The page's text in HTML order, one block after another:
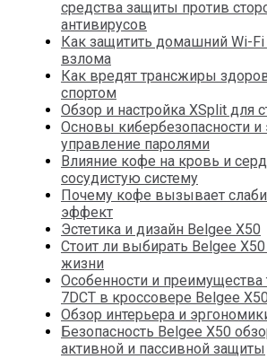
средства защиты против
антивирусов
Как защитить домашний Wi-Fi
взлома
Как вредят трансжиры
спортом
Обзор и настройка XSplit для
Основы кибербезопасности
управление паролями
Влияние кофе на кровь и
сосудистую систему
Почему кофе вызывает
эффект
Эстетика и дизайн Belgee X50
Стоит ли выбирать Belgee
жизни
Особенности и преимущества
7DCT в кроссовере Belgee X50
Обзор интерьера и
Безопасность Belgee X50
активной и пассивной защиты